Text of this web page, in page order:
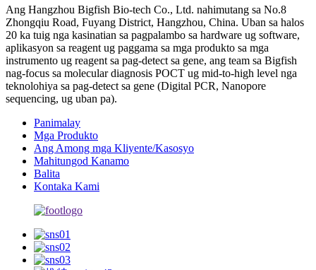
Ang Hangzhou Bigfish Bio-tech Co., Ltd. nahimutang sa No.8
Zhongqiu Road, Fuyang District, Hangzhou, China. Uban sa halos
20 ka tuig nga kasinatian sa pagpalambo sa hardware ug software,
aplikasyon sa reagent ug paggama sa mga produkto sa mga
instrumento ug reagent sa pag-detect sa gene, ang team sa Bigfish
nag-focus sa molecular diagnosis POCT ug mid-to-high level nga
teknolohiya sa pag-detect sa gene (Digital PCR, Nanopore
sequencing, ug uban pa).
Panimalay
Mga Produkto
Ang Among mga Kliyente/Kasosyo
Mahitungod Kanamo
Balita
Kontaka Kami